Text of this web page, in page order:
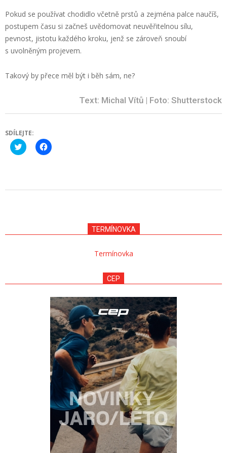
Pokud se používat chodidlo včetně prstů a zejména palce naučíš,
postupem času si začneš uvědomovat neuvěřitelnou sílu,
pevnost, jistotu každého kroku, jenž se zároveň snoubí
s uvolněným projevem.
Takový by přece měl být i běh sám, ne?
Text: Michal Vítů | Foto: Shutterstock
SDÍLEJTE:
Click
to
new
Click
to
new
TERMÍNOVKA
Termínovka
CEP